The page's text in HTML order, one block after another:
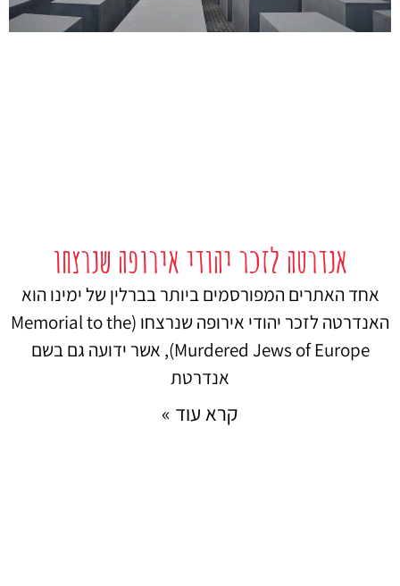
אנדרטה לזכר יהודי אירופה שנרצחו
אחד האתרים המפורסמים ביותר בברלין של ימינו הוא
האנדרטה לזכר יהודי אירופה שנרצחו (Memorial to the
Murdered Jews of Europe), אשר ידועה גם בשם
אנדרטת
קרא עוד »